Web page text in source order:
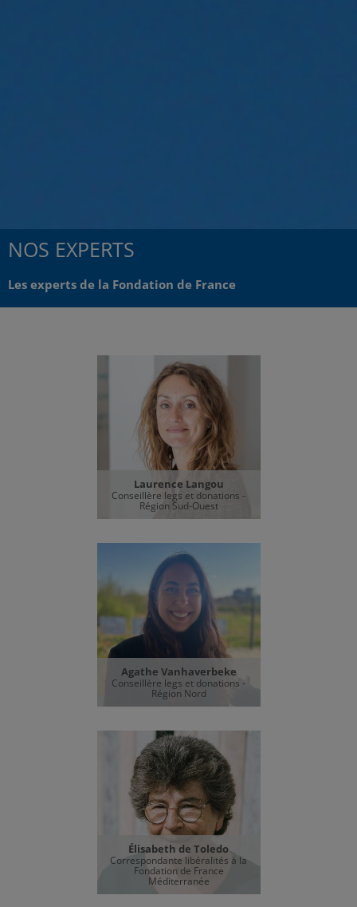
NOS EXPERTS
Les experts de la Fondation de France
Laurence Langou
Conseillère legs et donations -
Région Sud-Ouest
Agathe Vanhaverbeke
Conseillère legs et donations -
Région Nord
Élisabeth de Toledo
Correspondante libéralités à la
Fondation de France
Méditerranée